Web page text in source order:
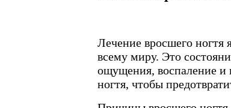
Лечение вросшего ногтя
всему миру. Это
ощущения, воспаление и
ногтя, чтобы